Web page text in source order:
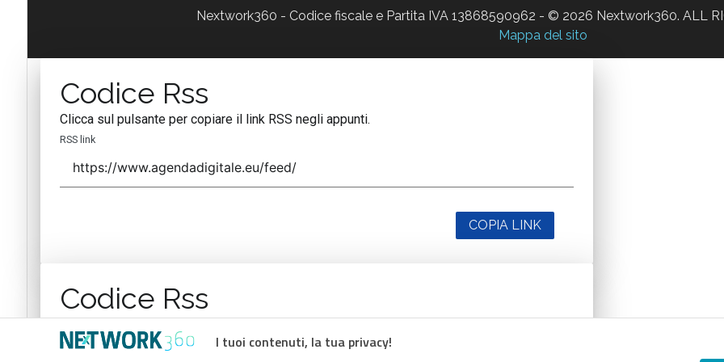
I tuoi contenuti, la tua privacy!
Nextwork360 - Codice fiscale e Partita IVA 13868590962 - © 2026 Nextwork360. ALL
Mappa del sito
Codice Rss
Clicca sul pulsante per copiare il link RSS negli appunti.
RSS link
COPIA LINK
Codice Rss
RSS link